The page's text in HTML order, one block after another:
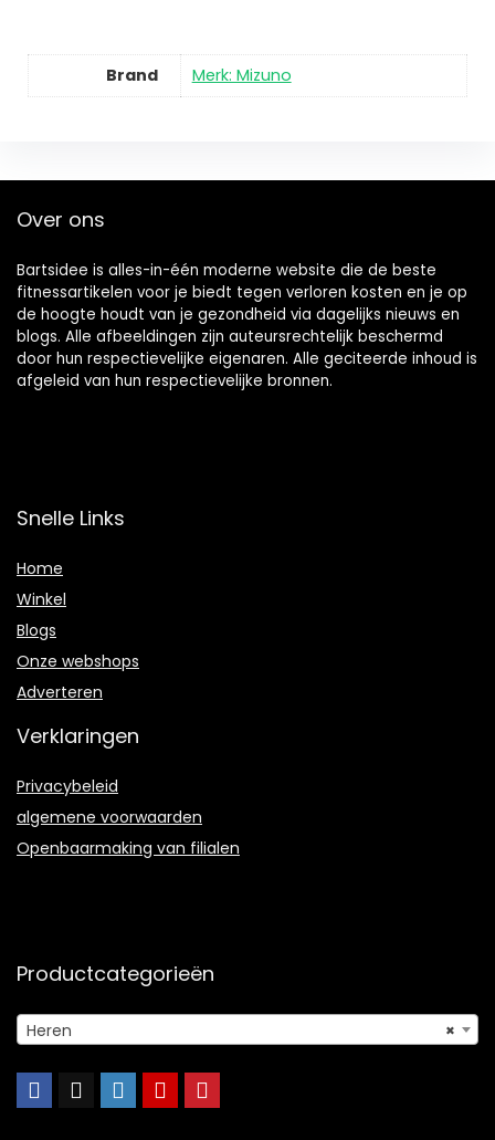
Brand Merk: Mizuno
Over ons
Bartsidee is alles-in-één moderne website die de beste
fitnessartikelen voor je biedt tegen verloren kosten en je op
de hoogte houdt van je gezondheid via dagelijks nieuws en
blogs. Alle afbeeldingen zijn auteursrechtelijk beschermd
door hun respectievelijke eigenaren. Alle geciteerde inhoud is
afgeleid van hun respectievelijke bronnen.
Snelle Links
Home
Winkel
Blogs
Onze webshops
Adverteren
Verklaringen
Privacybeleid
algemene voorwaarden
Openbaarmaking van filialen
Productcategorieën
×
Heren